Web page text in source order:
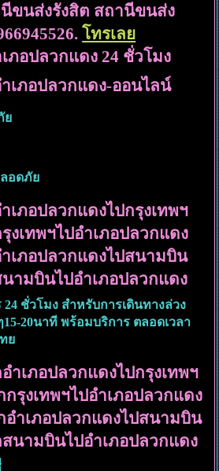
ขนส่งรังสิต สถานีขนส่ง
โทรเลย
ภอปลวกแดง 24 ชั่วโมง
เภอปลวกแดง-ออนไลน์
ย
อดภัย
เภอปลวกแดงไปกรุงเทพฯ
งเทพฯไปอำเภอปลวกแดง
เภอปลวกแดงไปสนามบิน
ามบินไปอำเภอปลวกแดง
ชั่วโมง สำหรับการเดินทางล่วง
15-20นาทีพร้อมบริการ ตลอดเวลา
ย
ำเภอปลวกแดงไปกรุงเทพฯ
รุงเทพฯไปอำเภอปลวกแดง
อำเภอปลวกแดงไปสนามบิน
นามบินไปอำเภอปลวกแดง